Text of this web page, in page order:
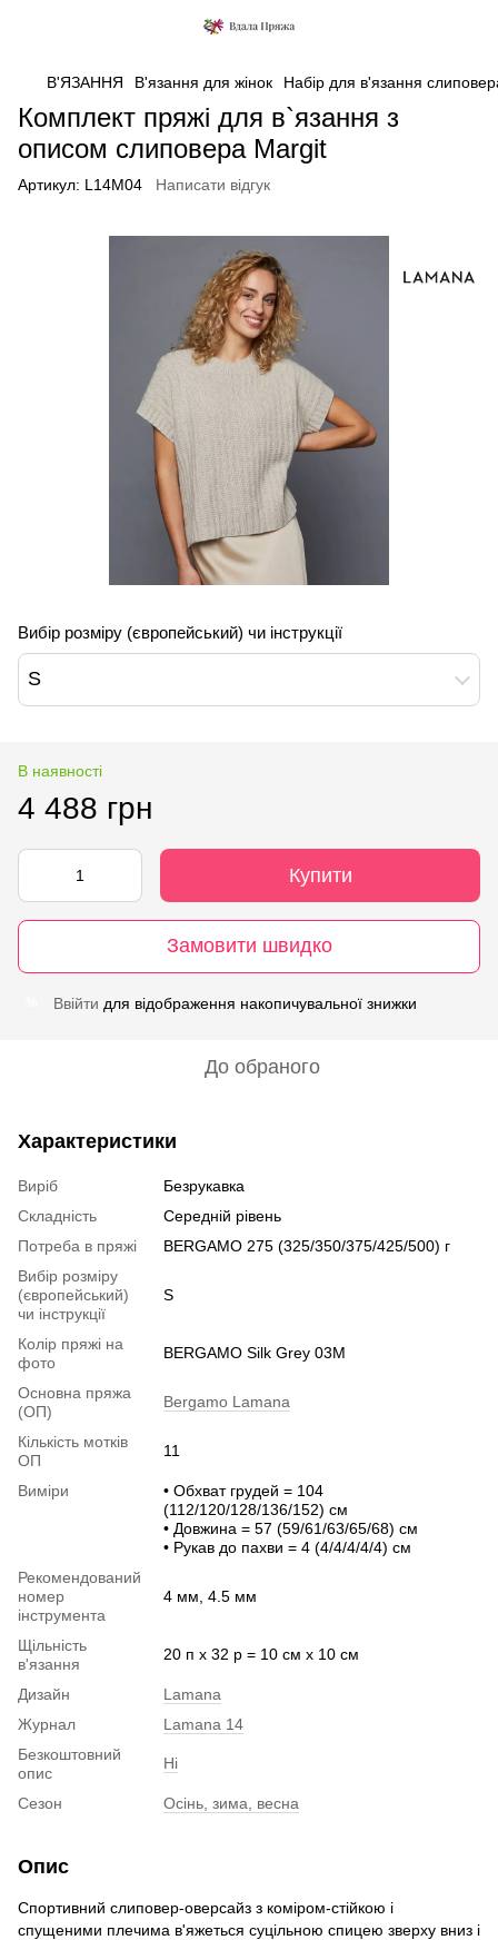
В'ЯЗАННЯ В'язання для жінок Набір для в'язання
Комплект пряжі для в`язання з
описом слиповера Margit
Артикул: L14M04 Написати відгук
Вибір розміру (європейський) чи інструкції
S
В наявності
4 488 грн
Купити
Замовити швидко
Ввійти для відображення накопичувальної знижки
До обраного
Характеристики
Виріб
Безрукавка
Складність
Середній рівень
Потреба в пряжі
BERGAMO 275 (325/350/375/425/500) г
Вибір розміру
(європейський)
чи інструкції
S
Колір пряжі на
фото
BERGAMO Silk Grey 03M
Основна пряжа
(ОП)
Bergamo Lamana
Кількість мотків
ОП
11
Виміри
• Обхват грудей = 104
(112/120/128/136/152) см
• Довжина = 57 (59/61/63/65/68) см
• Рукав до пахви = 4 (4/4/4/4/4) см
Рекомендований
номер
інструмента
4 мм, 4.5 мм
Щільність
в'язання
20 п х 32 р = 10 см х 10 см
Дизайн
Lamana
Журнал
Lamana 14
Безкоштовний
опис
Ні
Сезон Осінь, зима, весна
Опис
Спортивний слиповер-оверсайз з коміром-стійкою і
спущеними плечима в'яжеться суцільною спицею зверху вниз і